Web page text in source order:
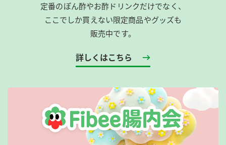
定番のぽん酢やお酢ドリンクだけでなく、
ここでしか買えない限定商品やグッズも
販売中です。
詳しくはこちら